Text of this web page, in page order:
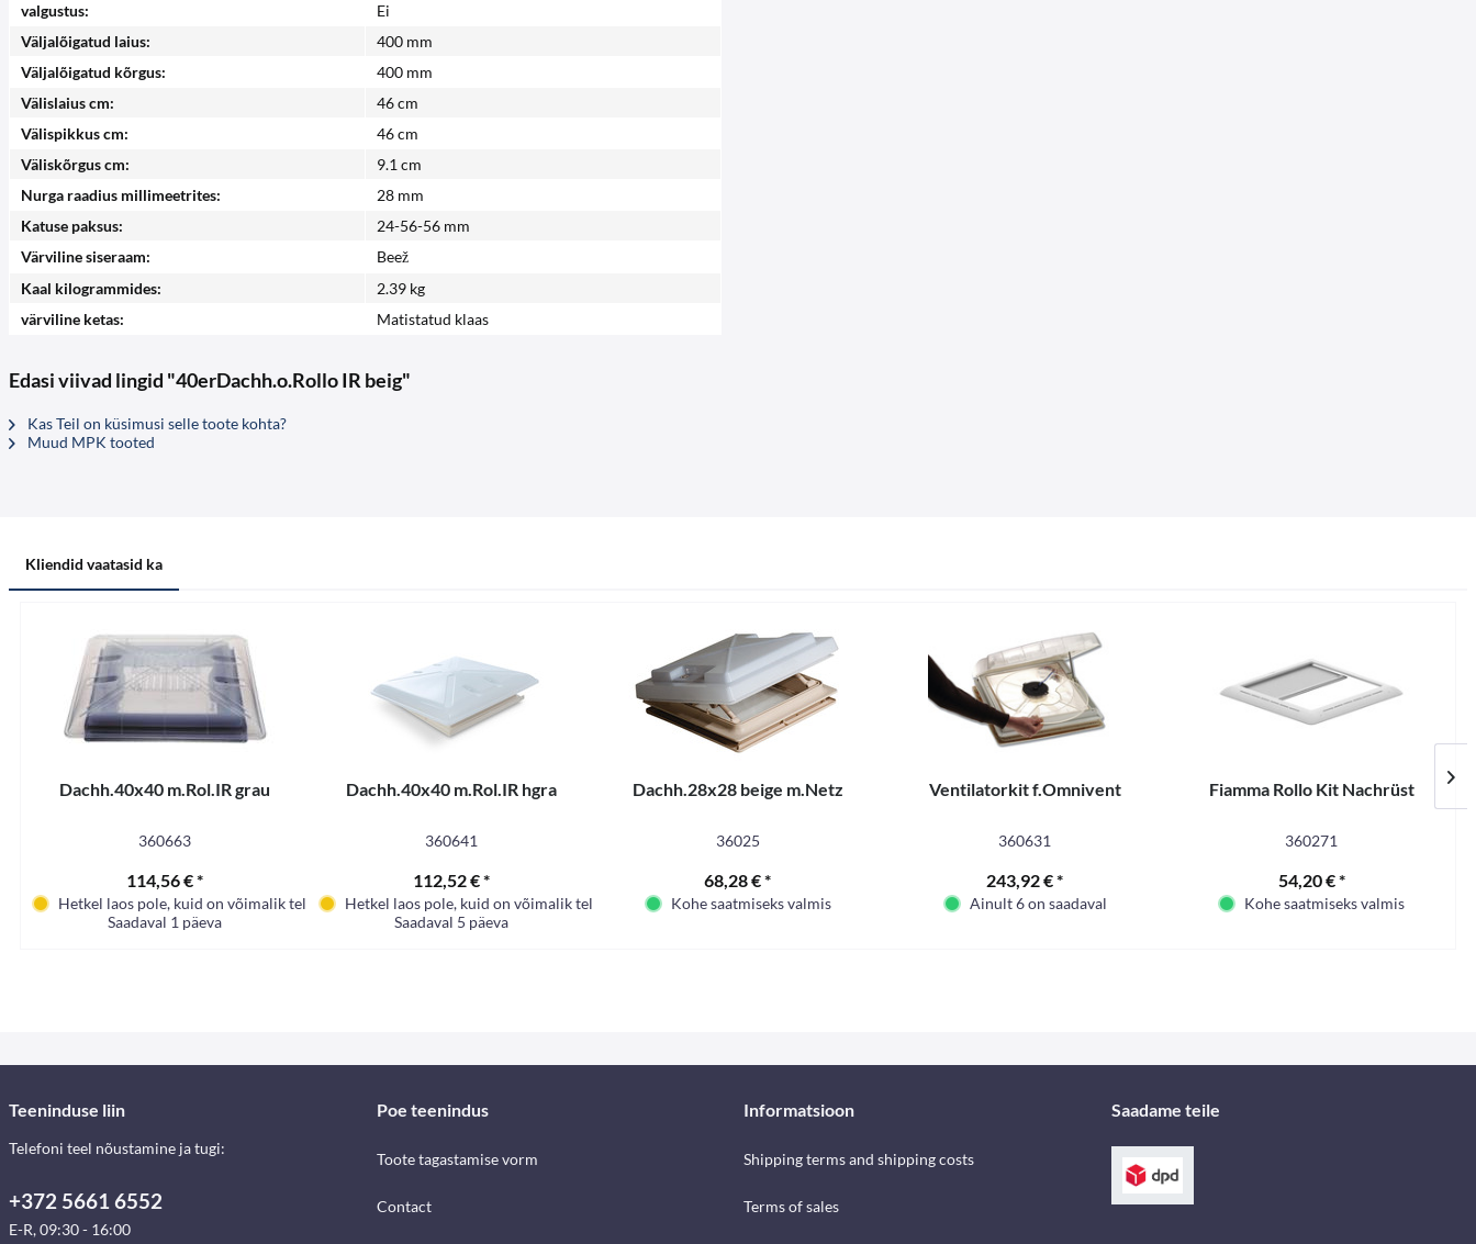
valgustus:
Ei
Väljalõigatud laius:
400 mm
Väljalõigatud kõrgus:
400 mm
Välislaius cm:
46 cm
Välispikkus cm:
46 cm
Väliskõrgus cm:
9.1 cm
Nurga raadius millimeetrites:
28 mm
Katuse paksus:
24-56-56 mm
Värviline siseraam:
Beež
Kaal kilogrammides:
2.39 kg
värviline ketas:
Matistatud klaas
Edasi viivad lingid "40erDachh.o.Rollo IR beig"
Kas Teil on küsimusi selle toote kohta?
Muud MPK tooted
Kliendid vaatasid ka
Dachh.40x40 m.Rol.IR grau
360663
114,56 € *
Hetkel laos pole, kuid on võimalik tellida
Saadaval 1 päeva
Dachh.40x40 m.Rol.IR hgra
360641
112,52 € *
Hetkel laos pole, kuid on võimalik tellida
Saadaval 5 päeva
Dachh.28x28 beige m.Netz
36025
68,28 € *
Kohe saatmiseks valmis
Ventilatorkit f.Omnivent
360631
243,92 € *
Ainult 6 on saadaval
Fiamma Rollo Kit Nachrüst
360271
54,20 € *
Kohe saatmiseks valmis
Teeninduse liin
Telefoni teel nõustamine ja tugi:
+372 5661 6552
E-R, 09:30 - 16:00
Poe teenindus
Toote tagastamise vorm
Contact
Informatsioon
Shipping terms and shipping costs
Terms of sales
Saadame teile